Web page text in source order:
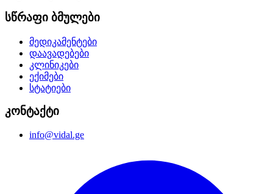
სწრაფი ბმულები
მედიკამენტები
დაავადებები
კლინიკები
ექიმები
სტატიები
კონტაქტი
info@vidal.ge